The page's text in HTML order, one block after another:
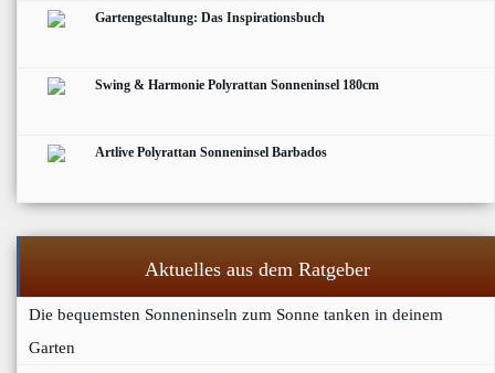
Gartengestaltung: Das Inspirationsbuch
Swing & Harmonie Polyrattan Sonneninsel 180cm
Artlive Polyrattan Sonneninsel Barbados
Aktuelles aus dem Ratgeber
Die bequemsten Sonneninseln zum Sonne tanken in deinem
Garten